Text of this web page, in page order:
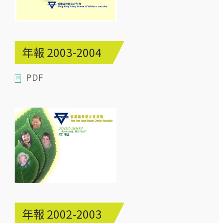
年報 2003-2004
PDF
年報 2002-2003